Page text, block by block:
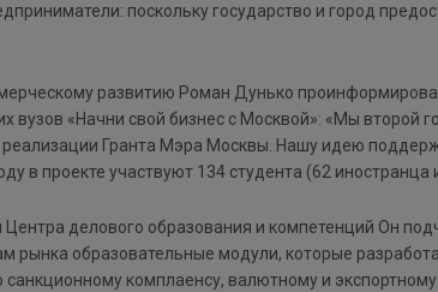
поскольку государство и город
развитию Роман Дунько
вузов «Начни свой бизнес с Москвой»: «Мы
Гранта Мэра Москвы. Нашу идею
в проекте участвуют 134 студента (62
делового образования и компетенций Он
рынка образовательные модули, которые
санкционному комплаенсу, валютному и